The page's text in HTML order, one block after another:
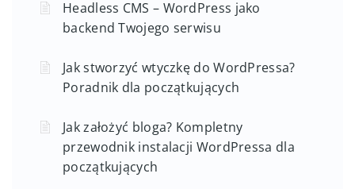
Headless CMS – WordPress jako
backend Twojego serwisu
Jak stworzyć wtyczkę do WordPressa?
Poradnik dla początkujących
Jak założyć bloga? Kompletny
przewodnik instalacji WordPressa dla
początkujących